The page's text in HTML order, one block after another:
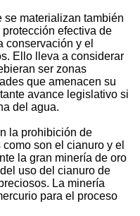
se materializan también
efectiva de
conservación y el
Ello lleva a considerar
ser zonas
que amenacen su
avance legislativo si
del agua.
la prohibición de
son el cianuro y el
la gran minería de oro
uso del cianuro de
La minería
para el proceso